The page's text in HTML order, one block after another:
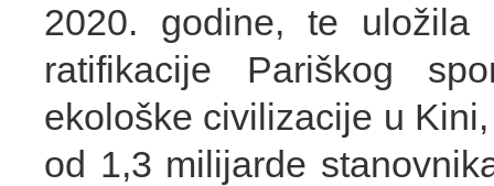
2020. godine, te uložila
ratifikacije Pariškog
ekološke civilizacije u
od 1,3 milijarde